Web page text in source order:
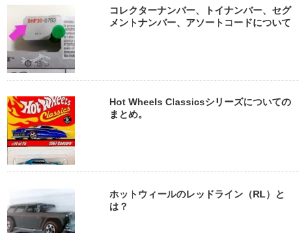
コレクターナンバー、トイナンバー、セグ
メントナンバー、アソートコードについて
Hot Wheels Classicsシリーズについての
まとめ。
ホットウィールのレッドライン（RL）と
は？